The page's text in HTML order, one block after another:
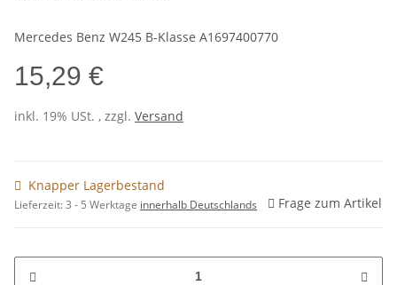
Mercedes Benz W245 B-Klasse A1697400770
15,29 €
inkl. 19% USt. , zzgl. Versand
Knapper Lagerbestand
Lieferzeit:3 - 5 Werktage innerhalb Deutschlands Frage zum Artikel